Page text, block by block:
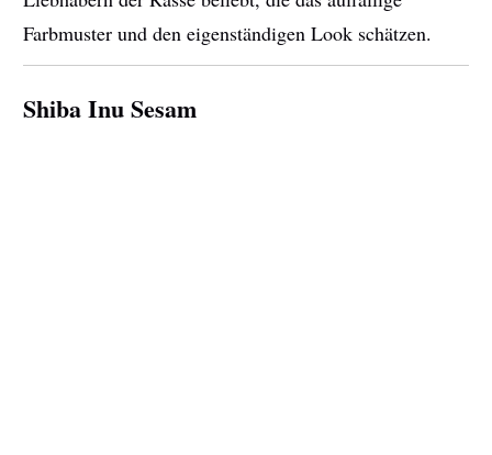
Farbmuster und den eigenständigen Look schätzen.
Shiba Inu Sesam